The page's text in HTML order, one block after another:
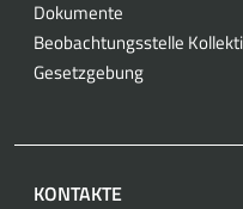
Dokumente
Beobachtungsstelle
Gesetzgebung
KONTAKTE